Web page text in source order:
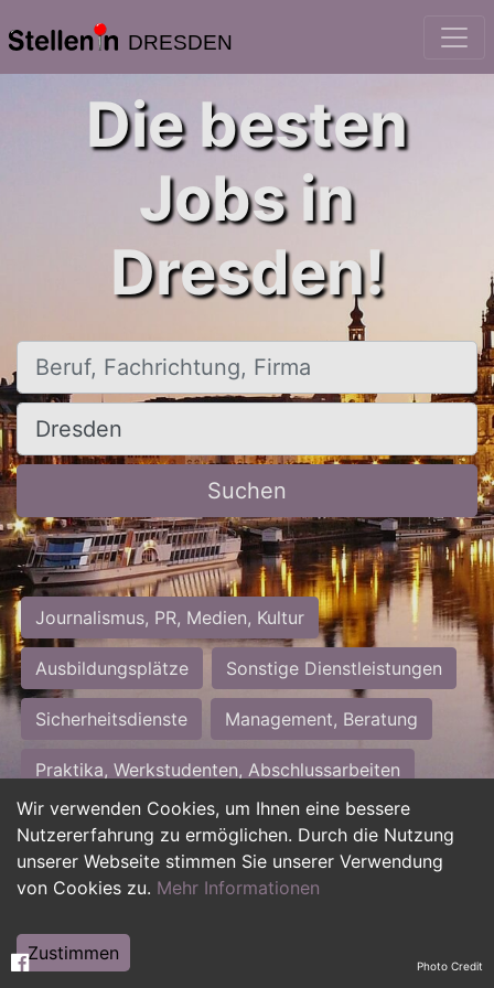
DRESDEN
Wir verwenden Cookies, um Ihnen eine bessere
Nutzererfahrung zu ermöglichen. Durch die Nutzung
unserer Webseite stimmen Sie unserer Verwendung
von Cookies zu. Mehr Informationen
Zustimmen
Die besten
Jobs in
Dresden!
Beruf, Fachrichtung, Firma
Ort, Stadt
Suchen
Journalismus, PR, Medien, Kultur
Ausbildungsplätze Sonstige Dienstleistungen
Sicherheitsdienste Management, Beratung
Praktika, Werkstudenten, Abschlussarbeiten
Personalwesen Assistenz, Sekretariat
Hilfskräfte, Aushilfs- und Nebenjobs
Weiterbildung, Studium, duale Ausbildung Photo Credit